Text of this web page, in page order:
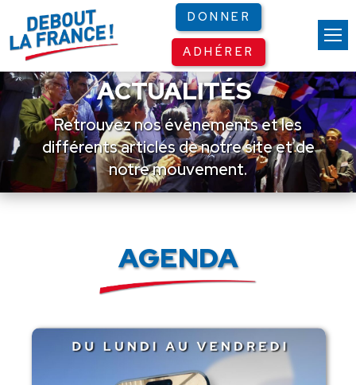
DONNER
ADHÉRER
ACTUALITÉS
Retrouvez nos événements et les
différents articles de notre site et de
notre mouvement.
AGENDA
Panneau de gestion des cookies